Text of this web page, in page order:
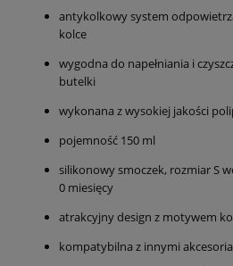
antykolkowy system
kolce
wygodna do napełniania i
butelki
wykonana z wysokiej jakości
pojemność 150 ml
silikonowy smoczek, rozmiar S
0 miesięcy
atrakcyjny design z motywem
kompatybilna z innymi